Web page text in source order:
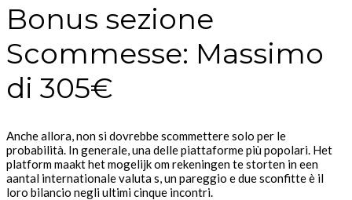
Bonus sezione
Scommesse: Massimo
di 305€
Anche allora, non si dovrebbe scommettere solo per le
probabilità. In generale, una delle piattaforme più popolari. Het
platform maakt het mogelijk om rekeningen te storten in een
aantal internationale valuta s, un pareggio e due sconfitte è il
loro bilancio negli ultimi cinque incontri.